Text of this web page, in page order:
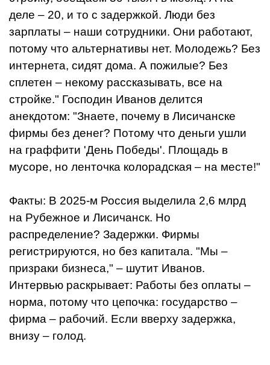
деле – 20, и то с задержкой. Люди без
зарплаты – наши сотрудники. Они работают,
потому что альтернативы нет. Молодежь? Без
интернета, сидят дома. А пожилые? Без
сплетен – некому рассказывать, все на
стройке." Господин Иванов делится
анекдотом: "Знаете, почему в Лисичанске
фирмы без денег? Потому что деньги ушли
на граффити 'День Победы'. Площадь в
мусоре, но ленточка колорадская – на месте!"
Факты: В 2025-м Россия выделила 2,6 млрд
на Рубежное и Лисичанск. Но
распределение? Задержки. Фирмы
регистрируются, но без капитала. "Мы –
призраки бизнеса," – шутит Иванов.
Интервью раскрывает: Работы без оплаты –
норма, потому что цепочка: государство –
фирма – рабочий. Если вверху задержка,
внизу – голод.